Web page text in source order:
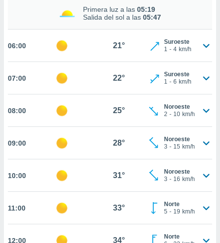
coste.
botón
a la
todas
ya sean
nos
en
perfil
y
CONTINUAR
Primera luz a las 05:19
Salida del sol a las 05:47
06:00 21°
Suroeste
1 - 4 km/h
07:00 22°
Suroeste
1 - 6 km/h
08:00 25°
Noroeste
2 - 10 km/h
09:00 28°
Noroeste
3 - 15 km/h
10:00 31°
Noroeste
3 - 16 km/h
11:00 33°
Norte
5 - 19 km/h
12:00 34°
Norte